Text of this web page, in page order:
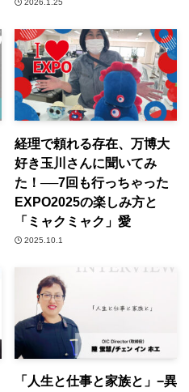
2026.1.25
経理で頼れる存在、万博大
好き玉川さんに聞いてみ
た！──7回も行っちゃった
EXPO2025の楽しみ方と
「ミャクミャク」愛
2025.10.1
「人生と仕事と家族と」−異